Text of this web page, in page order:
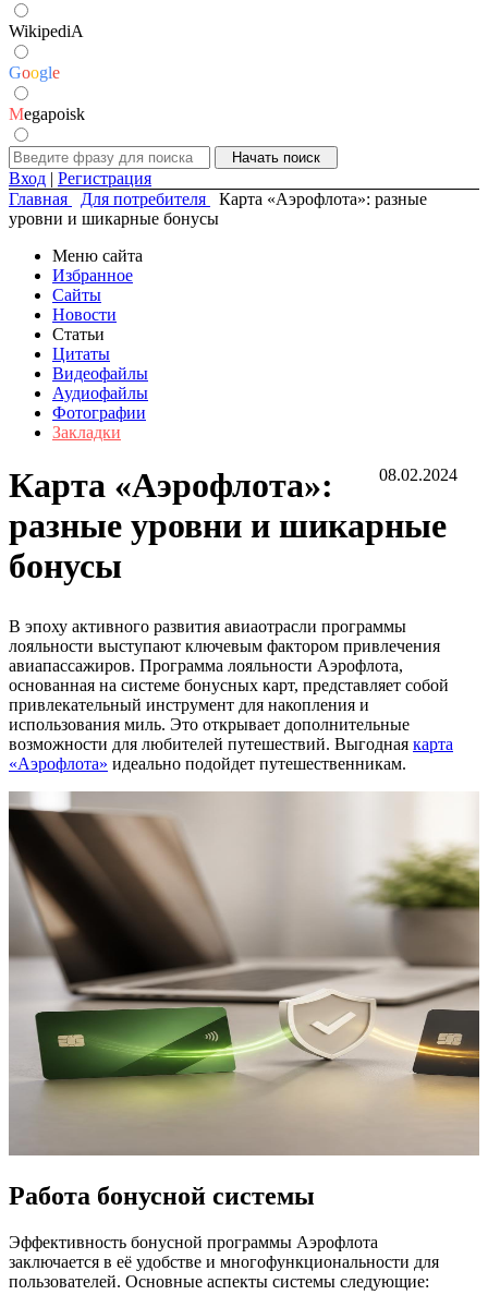
WikipediA
Google
Megapoisk
Вход | Регистрация
Главная
Для потребителя
Карта «Аэрофлота»: разные
уровни и шикарные бонусы
Меню сайта
Избранное
Сайты
Новости
Статьи
Цитаты
Видеофайлы
Аудиофайлы
Фотографии
Закладки
08.02.2024
Карта «Аэрофлота»:
разные уровни и шикарные
бонусы
В эпоху активного развития авиаотрасли программы
лояльности выступают ключевым фактором привлечения
авиапассажиров. Программа лояльности Аэрофлота,
основанная на системе бонусных карт, представляет собой
привлекательный инструмент для накопления и
использования миль. Это открывает дополнительные
возможности для любителей путешествий. Выгодная карта
«Аэрофлота» идеально подойдет путешественникам.
Работа бонусной системы
Эффективность бонусной программы Аэрофлота
заключается в её удобстве и многофункциональности для
пользователей. Основные аспекты системы следующие: